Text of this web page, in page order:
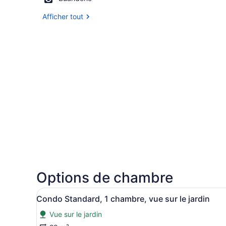
Afficher tout
Options de chambre
Afficher
toutes
les
Une chambre d’hôtel
9
Condo Standard, 1 chambre, vue sur le jardin
Vue sur le jardin